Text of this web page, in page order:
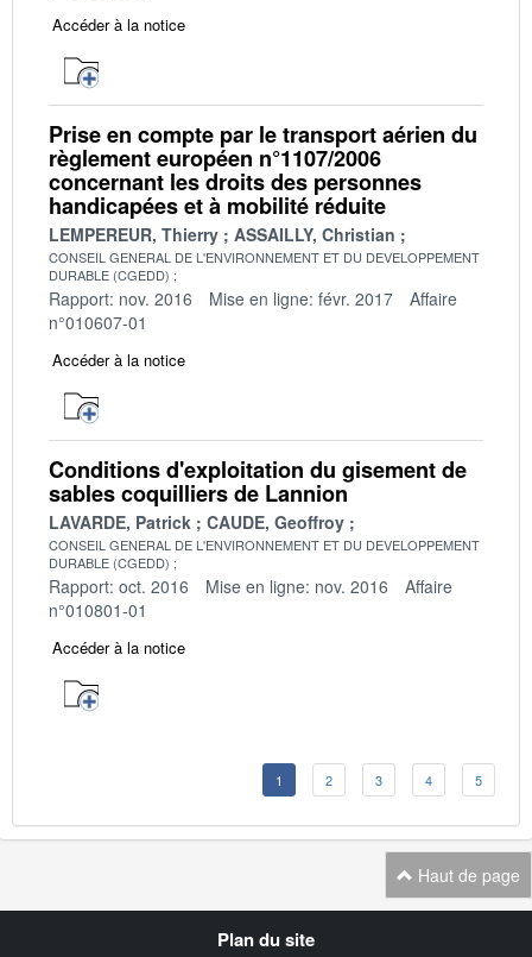
Accéder à la notice
Prise en compte par le transport aérien du
règlement européen n°1107/2006
concernant les droits des personnes
handicapées et à mobilité réduite
LEMPEREUR, Thierry ASSAILLY, Christian
CONSEIL GENERAL DE L'ENVIRONNEMENT ET DU DEVELOPPEMENT
DURABLE (CGEDD)
Rapport: nov. 2016 Mise en ligne: févr. 2017
Affaire
n°010607-01
Accéder à la notice
Conditions d'exploitation du gisement de
sables coquilliers de Lannion
LAVARDE, Patrick CAUDE, Geoffroy
CONSEIL GENERAL DE L'ENVIRONNEMENT ET DU DEVELOPPEMENT
DURABLE (CGEDD)
Rapport: oct. 2016 Mise en ligne: nov. 2016
Affaire
n°010801-01
Accéder à la notice
1 2 3 4 5
Haut de page
Plan du site